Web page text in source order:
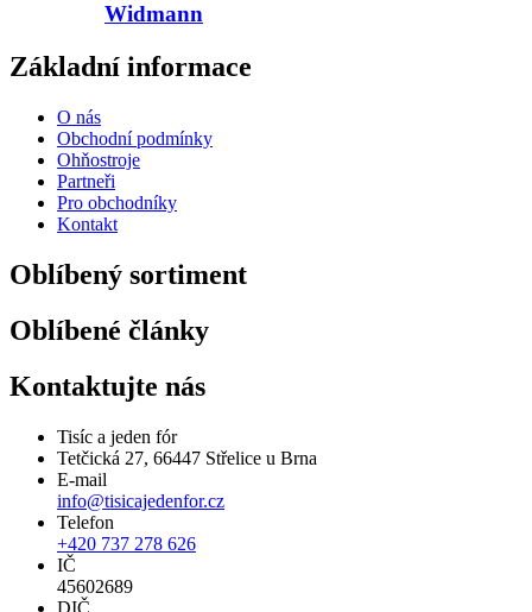
Widmann
Základní informace
O nás
Obchodní podmínky
Ohňostroje
Partneři
Pro obchodníky
Kontakt
Oblíbený sortiment
Oblíbené články
Kontaktujte nás
Tisíc a jeden fór
Tetčická 27, 66447 Střelice u Brna
E-mail
info@tisicajedenfor.cz
Telefon
+420 737 278 626
IČ
45602689
DIČ